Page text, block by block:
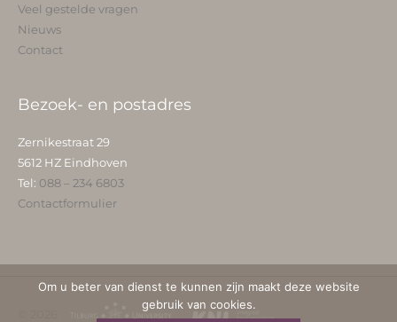
Veel gestelde vragen
Nieuws
Contact
Bezoek- en postadres
Zernikestraat 29
5612 HZ Eindhoven
Tel: 088 – 234 6803
Contactformulier
Om u beter van dienst te kunnen zijn maakt deze website
gebruik van cookies.